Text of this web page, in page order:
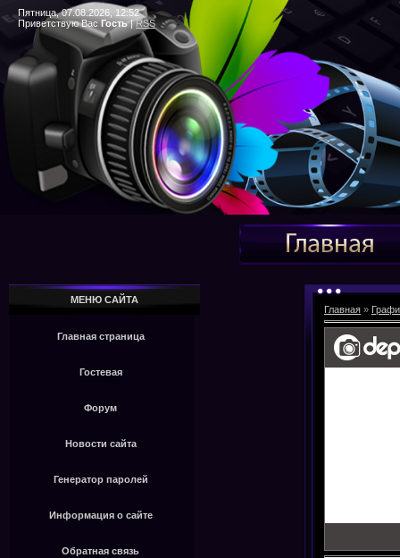
Пятница, 07.08.2026, 12:52
Приветствую Вас Гость|RSS
МЕНЮ САЙТА
Главная страница
Гостевая
Форум
Новости сайта
Генератор паролей
Информация о сайте
Обратная связь
Главная »